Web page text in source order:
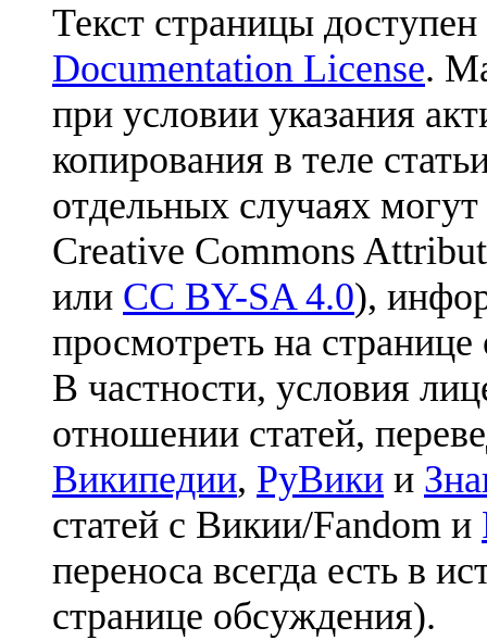
Текст страницы
Documentation License.
при условии указания
копирования в теле
отдельных случаях
Creative Commons
или CC BY-SA 4.0),
просмотреть на
В частности, условия
отношении статей,
Википедии, РуВики и
статей с Викии/Fandom и
переноса всегда есть в
странице обсуждения).